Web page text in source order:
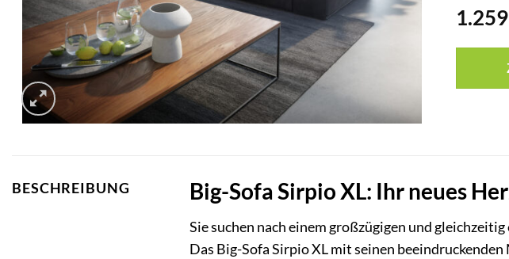
BESCHREIBUNG Big-Sofa Sirpio XL: Ihr neues
Sie suchen nach einem großzügigen und
Das Big-Sofa Sirpio XL mit seinen